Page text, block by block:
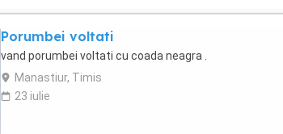
Porumbei voltati
vand porumbei voltati cu coada neagra .
Manastiur, Timis
23 iulie